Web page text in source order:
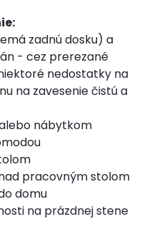
zadnú dosku) a
- cez prerezané
nedostatky na
na zavesenie čistú a
nábytkom
pracovným stolom
domu
na prázdnej stene